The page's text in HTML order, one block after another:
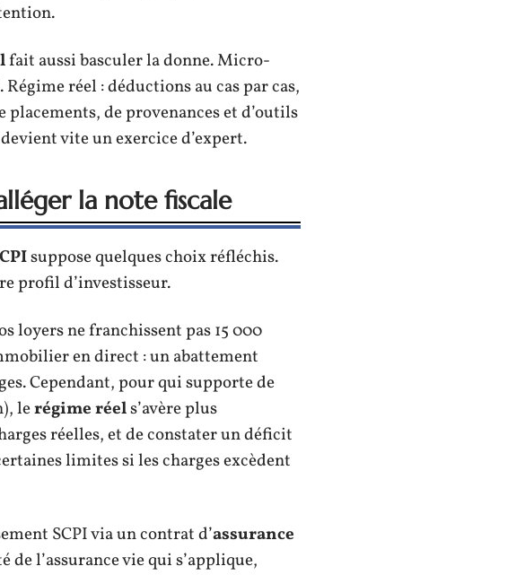
fait aussi basculer la donne. Micro-
réel : déductions au cas par cas,
de provenances et d’outils
vite un exercice d’expert.
la note fiscale
suppose quelques choix réfléchis.
profil d’investisseur.
loyers ne franchissent pas 15 000
en direct : un abattement
Cependant, pour qui supporte de
lerégime réels’avère plus
réelles, et de constater un déficit
limites si les charges excèdent
SCPI via un contrat d’assurance
de l’assurance vie qui s’applique,